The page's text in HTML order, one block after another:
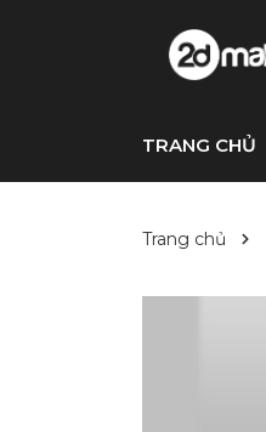
TRANG CHỦ
Trang chủ